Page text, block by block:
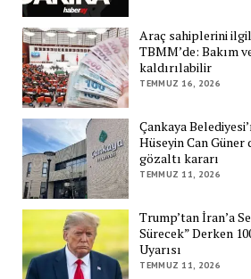
Araç sahiplerini
TBMM’de: Bakım
kaldırılabilir
TEMMUZ 16, 2026
Çankaya
Hüseyin Can Güner
gözaltı kararı
TEMMUZ 11, 2026
Trump’tan İran’a
Sürecek” Derken
Uyarısı
TEMMUZ 11, 2026